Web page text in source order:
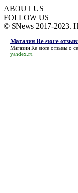
ABOUT US
FOLLOW US
© SNews 2017-2023.
Магазин Re store
Магазин Re store отзывы о
yandex.ru